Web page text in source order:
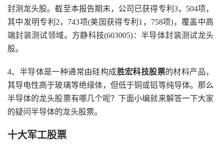
封测龙头股。截至本报告期末，公司已获得专利3，504项，
其中发明专利2，743项(美国获得专利1，758项)，覆盖中高
端封装测试领域。方静科技(603005)：半导体封装测试龙头
股。
4、半导体是一种通常由硅构成胜宏科技股票的材料产品，
其导电性高于玻璃等绝缘体，但低于铜或铝等纯导体。那么
半导体的龙头股票有哪几个呢？下面小编就来解答一下大家
的疑问半导体的龙头股票。
十大军工股票